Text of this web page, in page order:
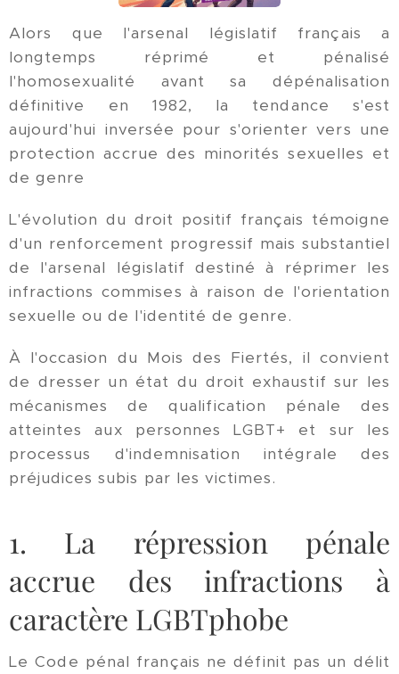
Alors que l'arsenal législatif français a
longtemps réprimé et pénalisé
l'homosexualité avant sa dépénalisation
définitive en 1982, la tendance s'est
aujourd'hui inversée pour s'orienter vers une
protection accrue des minorités sexuelles et
de genre
L'évolution du droit positif français témoigne
d'un renforcement progressif mais substantiel
de l'arsenal législatif destiné à réprimer les
infractions commises à raison de l'orientation
sexuelle ou de l'identité de genre.
À l'occasion du Mois des Fiertés, il convient
de dresser un état du droit exhaustif sur les
mécanismes de qualification pénale des
atteintes aux personnes LGBT+ et sur les
processus d'indemnisation intégrale des
préjudices subis par les victimes.
1. La répression pénale
accrue des infractions à
caractère LGBTphobe
Le Code pénal français ne définit pas un délit